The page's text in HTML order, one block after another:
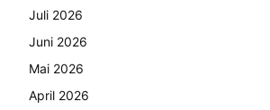
Juli 2026
Juni 2026
Mai 2026
April 2026